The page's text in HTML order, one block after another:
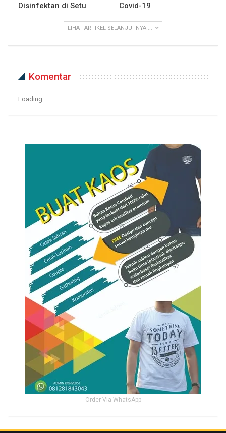
Disinfektan di Setu
Covid-19
LIHAT ARTIKEL SELANJUTNYA ...
Komentar
Loading...
Order Via WhatsApp